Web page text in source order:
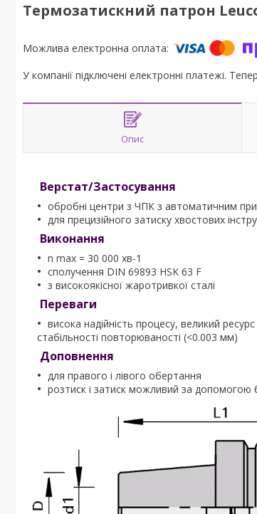
Термозатискний патрон
У компанії підключені електронні платежі.
Опис
Верстат/Застосування
обробні центри з ЧПК з автоматичним
для прецизійного затиску хвостових
Виконання
n max = 30 000 хв-1
сполучення DIN 69893 HSK 63 F
з високоякісної жаротривкої сталі
Переваги
висока надійність процесу, великий
стабільності повторюваності (<0.003 мм)
Доповнення
для правого і лівого обертання
розтиск і затиск можливий за допомогою